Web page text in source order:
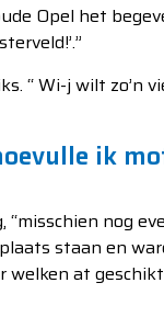
Opel het
“ Wi-j wilt zo’n
ik
nog
staan en
welken at